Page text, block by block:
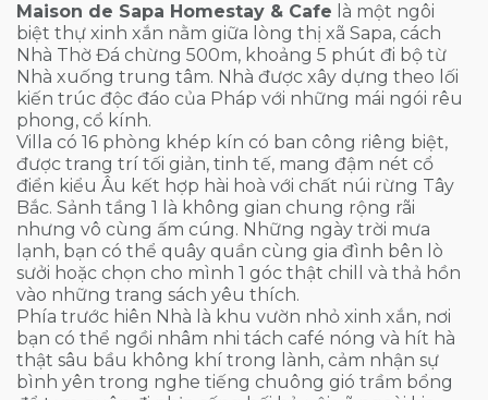
Maison de Sapa Homestay & Cafe là một ngôi
biệt thự xinh xắn nằm giữa lòng thị xã Sapa, cách
Nhà Thờ Đá chừng 500m, khoảng 5 phút đi bộ từ
Nhà xuống trung tâm. Nhà được xây dựng theo lối
kiến trúc độc đáo của Pháp với những mái ngói rêu
phong, cổ kính.
Villa có 16 phòng khép kín có ban công riêng biệt,
được trang trí tối giản, tinh tế, mang đậm nét cổ
điển kiểu Âu kết hợp hài hoà với chất núi rừng Tây
Bắc. Sảnh tầng 1 là không gian chung rộng rãi
nhưng vô cùng ấm cúng. Những ngày trời mưa
lạnh, bạn có thể quây quần cùng gia đình bên lò
sưởi hoặc chọn cho mình 1 góc thật chill và thả hồn
vào những trang sách yêu thích.
Phía trước hiên Nhà là khu vườn nhỏ xinh xắn, nơi
bạn có thể ngồi nhâm nhi tách café nóng và hít hà
thật sâu bầu không khí trong lành, cảm nhận sự
bình yên trong nghe tiếng chuông gió trầm bổng